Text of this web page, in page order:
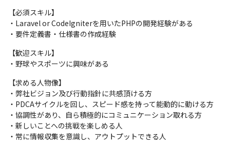
・サーバーサイド: PHP
・フレームワーク: Laravel、CodeIgniter
・データベース: MySQL
・クライアントサイド: JQuery、js
・タスク管理・コード管理: Backlog
・コミュニケーションツール: Slack
・ドキュメント管理: DocBase
◆働く環境
・フレックスタイム制（コアタイムあり）
・リモートワークOK
・シーズン休暇（年間10日）＋有給休暇あり
・副業OK
【必須スキル】
・Laravel or CodeIgniterを用いたPHPの開発経験がある
・要件定義書・仕様書の作成経験
【歓迎スキル】
・野球やスポーツに興味がある
【求める人物像】
・弊社ビジョン及び行動指針に共感頂ける方
・PDCAサイクルを回し、スピード感を持って能動的に動ける方
・協調性があり、自ら積極的にコミュニケーション取れる方
・新しいことへの挑戦を楽しめる人
・常に情報収集を意識し、アウトプットできる人